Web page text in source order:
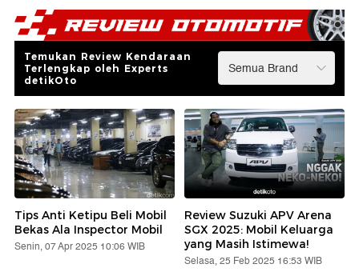
Temukan Review Kendaraan
Terlengkap oleh Experts
detikOto
Tips Anti Ketipu Beli Mobil
Bekas Ala Inspector Mobil
Senin, 07 Apr 2025 10:06 WIB
Review Suzuki APV Arena
SGX 2025: Mobil Keluarga
yang Masih Istimewa!
Selasa, 25 Feb 2025 16:53 WIB